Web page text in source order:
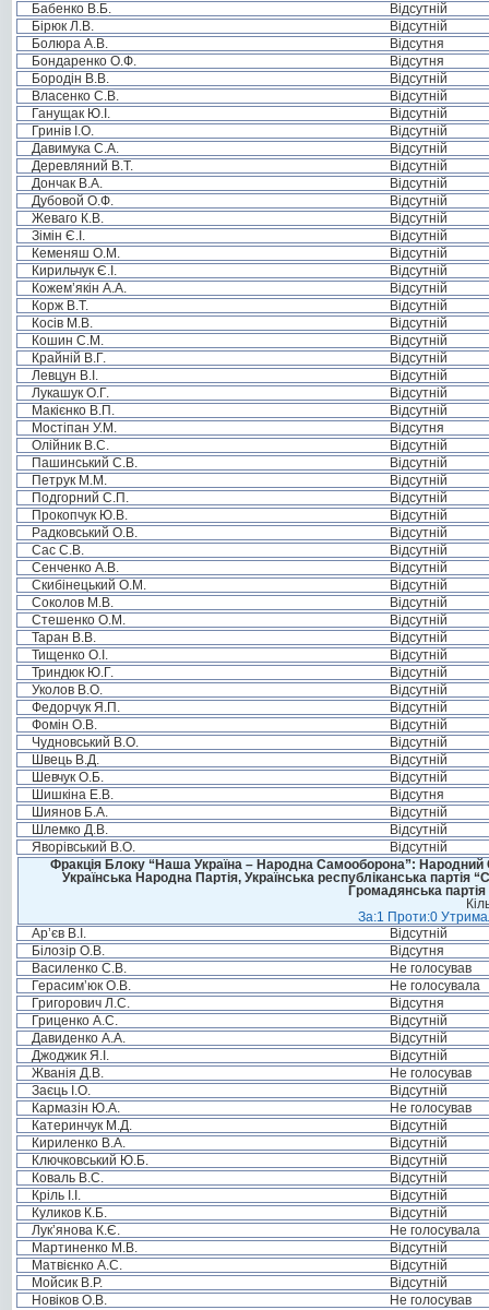
Бабенко В.Б.
Відсутній
Бірюк Л.В.
Відсутній
Болюра А.В.
Відсутня
Бондаренко О.Ф.
Відсутня
Бородін В.В.
Відсутній
Власенко С.В.
Відсутній
Ганущак Ю.І.
Відсутній
Гринів І.О.
Відсутній
Давимука С.А.
Відсутній
Деревляний В.Т.
Відсутній
Дончак В.А.
Відсутній
Дубовой О.Ф.
Відсутній
Жеваго К.В.
Відсутній
Зімін Є.І.
Відсутній
Кеменяш О.М.
Відсутній
Кирильчук Є.І.
Відсутній
Кожем’якін А.А.
Відсутній
Корж В.Т.
Відсутній
Косів М.В.
Відсутній
Кошин С.М.
Відсутній
Крайній В.Г.
Відсутній
Левцун В.І.
Відсутній
Лукашук О.Г.
Відсутній
Макієнко В.П.
Відсутній
Мостіпан У.М.
Відсутня
Олійник В.С.
Відсутній
Пашинський С.В.
Відсутній
Петрук М.М.
Відсутній
Подгорний С.П.
Відсутній
Прокопчук Ю.В.
Відсутній
Радковський О.В.
Відсутній
Сас С.В.
Відсутній
Сенченко А.В.
Відсутній
Скибінецький О.М.
Відсутній
Соколов М.В.
Відсутній
Стешенко О.М.
Відсутній
Таран В.В.
Відсутній
Тищенко О.І.
Відсутній
Триндюк Ю.Г.
Відсутній
Уколов В.О.
Відсутній
Федорчук Я.П.
Відсутній
Фомін О.В.
Відсутній
Чудновський В.О.
Відсутній
Швець В.Д.
Відсутній
Шевчук О.Б.
Відсутній
Шишкіна Е.В.
Відсутня
Шиянов Б.А.
Відсутній
Шлемко Д.В.
Відсутній
Яворівський В.О.
Відсутній
Фракція Блоку “Наша Україна – Народна Самооборона”: Народний
Українська Народна Партія, Українська республіканська
Громадянська
За:1 Проти:0
Ар’єв В.І.
Відсутній
Білозір О.В.
Відсутня
Василенко С.В.
Не голосував
Герасим’юк О.В.
Не голосувала
Григорович Л.С.
Відсутня
Гриценко А.С.
Відсутній
Давиденко А.А.
Відсутній
Джоджик Я.І.
Відсутній
Жванія Д.В.
Не голосував
Заєць І.О.
Відсутній
Кармазін Ю.А.
Не голосував
Катеринчук М.Д.
Відсутній
Кириленко В.А.
Відсутній
Ключковський Ю.Б.
Відсутній
Коваль В.С.
Відсутній
Кріль І.І.
Відсутній
Куликов К.Б.
Відсутній
Лук’янова К.Є.
Не голосувала
Мартиненко М.В.
Відсутній
Матвієнко А.С.
Відсутній
Мойсик В.Р.
Відсутній
Новіков О.В.
Не голосував